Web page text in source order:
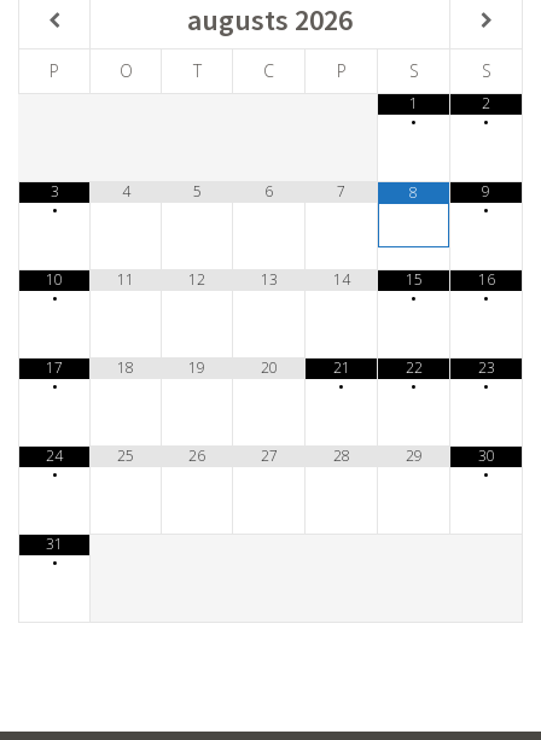
augusts 2026
P O T C P S S
1
•
2
•
3
•
4 5 6 7 8
9
•
10
•
11 12 13 14
15
•
16
•
17
•
18 19 20
21
•
22
•
23
•
24
•
25 26 27 28 29
30
•
31
•